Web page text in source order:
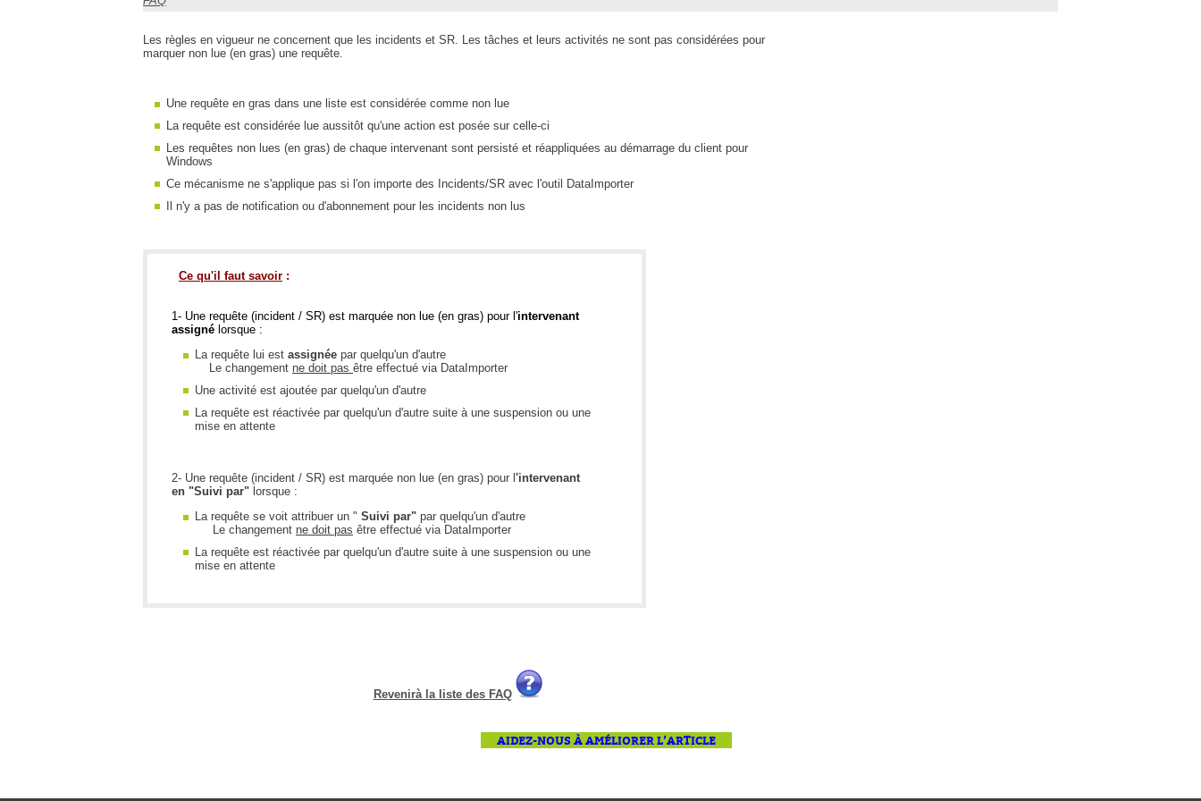
Collaboration
Configuration
Configuration EntraID
Configurations
Coup de coeur
courriel smtp email
EntraID
État des services / Status
externe
FAQ
Foire aux problèmes
Formations
Formulaire
IA
Importation-Dataimporter
inter équipe
Les règles en vigueur ne concernent que les incidents et SR. Les tâches et leurs activités ne sont pas considérées pour
marquer non lue (en gras) une requête.​
Une requête en gras dans une liste est considérée comme non lue
La requête est considérée lue aussitôt qu'une action est posée sur celle-ci
Les requêtes non lues (en gras) de chaque intervenant sont persisté et réappliquées au démarrage du client pour
Windows
Ce mécanisme ne s'applique pas si l'on importe des Incidents/SR avec l'outil DataImporter
Il n'y a pas de notification ou d'abonnement pour les incidents non lus
Ce qu'il faut savoir :
1- Une requête (incident / SR) est marquée non lue (en gras) pour l'intervenant
assigné lorsque :
La requête lui est assignée par quelqu'un d'autre
Le changement ne doit pas être effectué via DataImporter
Une activité est ajoutée par quelqu'un d'autre
La requête est réactivée par quelqu'un d'autre suite à une suspension ou une
mise en attente
2- Une requête (incident / SR) est marquée non lue (en gras) pour l 'intervenant
en "Suivi par" lorsque :
La requête se voit attribuer un " Suivi par" par quelqu'un d'autre
Le changement ne doit pas être effectué via DataImporter
La requête est réactivée par quelqu'un d'autre suite à une suspension ou une
mise en attente
Revenirà la liste des FAQ
AIDEZ-NOUS À AMÉLIORER L’ARTICLE